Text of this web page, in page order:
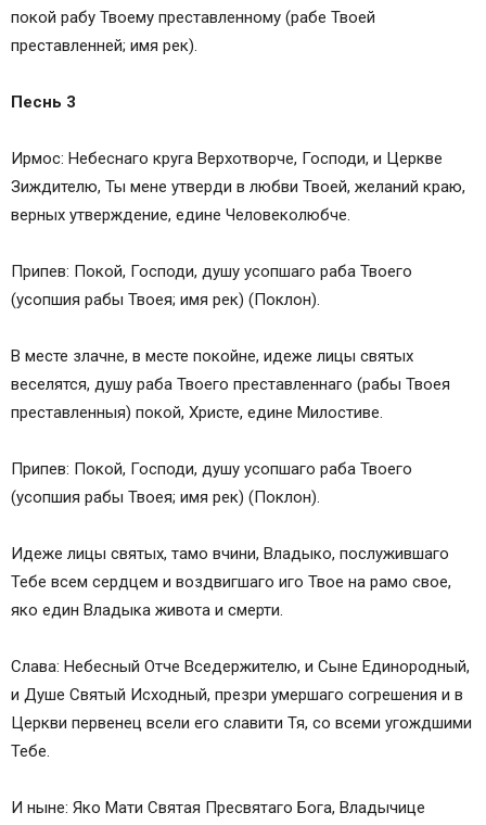
покой рабу Твоему преставленному (рабе Твоей
преставленней; имя рек).
Песнь 3
Ирмос: Небеснаго круга Верхотворче, Господи, и Церкве
Зиждителю, Ты мене утверди в любви Твоей, желаний краю,
верных утверждение, едине Человеколюбче.
Припев: Покой, Господи, душу усопшаго раба Твоего
(усопшия рабы Твоея; имя рек) (Поклон).
В месте злачне, в месте покойне, идеже лицы святых
веселятся, душу раба Твоего преставленнаго (рабы Твоея
преставленныя) покой, Христе, едине Милостиве.
Припев: Покой, Господи, душу усопшаго раба Твоего
(усопшия рабы Твоея; имя рек) (Поклон).
Идеже лицы святых, тамо вчини, Владыко, послужившаго
Тебе всем сердцем и воздвигшаго иго Твое на рамо свое,
яко един Владыка живота и смерти.
Слава: Небесный Отче Вседержителю, и Сыне Единородный,
и Душе Святый Исходный, презри умершаго согрешения и в
Церкви первенец всели его славити Тя, со всеми угождшими
Тебе.
И ныне: Яко Мати Святая Пресвятаго Бога, Владычице